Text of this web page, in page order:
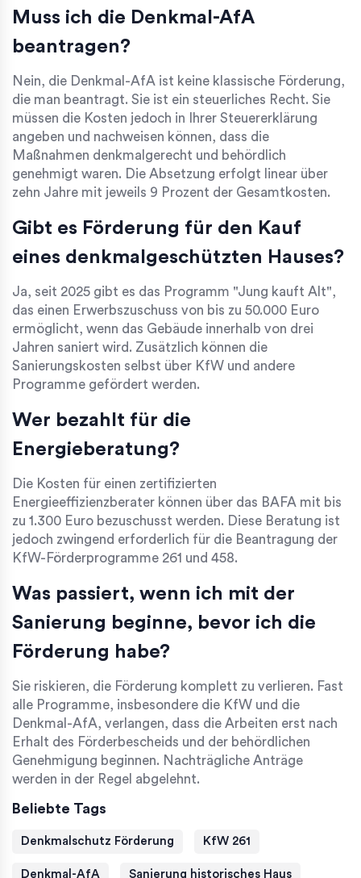
Muss ich die Denkmal-AfA
beantragen?
Nein, die Denkmal-AfA ist keine klassische Förderung,
die man beantragt. Sie ist ein steuerliches Recht. Sie
müssen die Kosten jedoch in Ihrer Steuererklärung
angeben und nachweisen können, dass die
Maßnahmen denkmalgerecht und behördlich
genehmigt waren. Die Absetzung erfolgt linear über
zehn Jahre mit jeweils 9 Prozent der Gesamtkosten.
Gibt es Förderung für den Kauf
eines denkmalgeschützten Hauses?
Ja, seit 2025 gibt es das Programm "Jung kauft Alt",
das einen Erwerbszuschuss von bis zu 50.000 Euro
ermöglicht, wenn das Gebäude innerhalb von drei
Jahren saniert wird. Zusätzlich können die
Sanierungskosten selbst über KfW und andere
Programme gefördert werden.
Wer bezahlt für die
Energieberatung?
Die Kosten für einen zertifizierten
Energieeffizienzberater können über das BAFA mit bis
zu 1.300 Euro bezuschusst werden. Diese Beratung ist
jedoch zwingend erforderlich für die Beantragung der
KfW-Förderprogramme 261 und 458.
Was passiert, wenn ich mit der
Sanierung beginne, bevor ich die
Förderung habe?
Sie riskieren, die Förderung komplett zu verlieren. Fast
alle Programme, insbesondere die KfW und die
Denkmal-AfA, verlangen, dass die Arbeiten erst nach
Erhalt des Förderbescheids und der behördlichen
Genehmigung beginnen. Nachträgliche Anträge
werden in der Regel abgelehnt.
Beliebte Tags
Denkmalschutz Förderung KfW 261
Denkmal-AfA Sanierung historisches Haus